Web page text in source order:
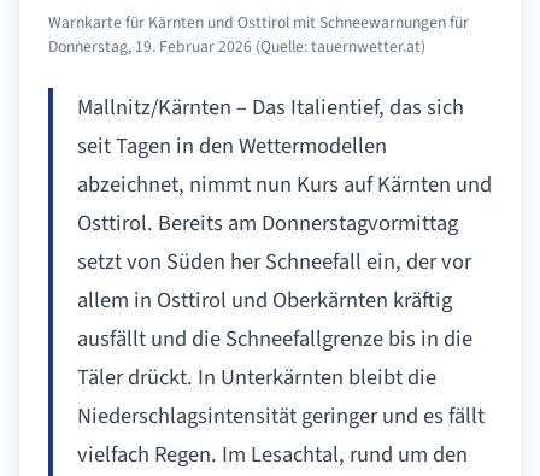
Warnkarte für Kärnten und Osttirol mit Schneewarnungen für
Donnerstag, 19. Februar 2026 (Quelle: tauernwetter.at)
Mallnitz/Kärnten – Das Italientief, das sich
seit Tagen in den Wettermodellen
abzeichnet, nimmt nun Kurs auf Kärnten und
Osttirol. Bereits am Donnerstagvormittag
setzt von Süden her Schneefall ein, der vor
allem in Osttirol und Oberkärnten kräftig
ausfällt und die Schneefallgrenze bis in die
Täler drückt. In Unterkärnten bleibt die
Niederschlagsintensität geringer und es fällt
vielfach Regen. Im Lesachtal, rund um den